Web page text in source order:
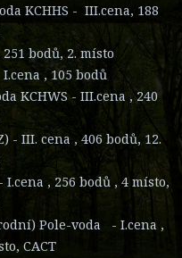
KCHHS - III.cena, 188
bodů, 2. místo
, 105 bodů
KCHWS - III.cena , 240
- III. cena , 406 bodů, 12.
, 256 bodů , 4 místo,
Pole-voda - I.cena ,
CACT